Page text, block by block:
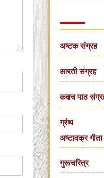
अष्टक संग्रह
आरती संग्रह
कवच पाठ
ग्रंथ
अष्टावक्र गीता
गुरूचरित्र